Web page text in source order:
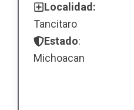
Localidad:
Tancitaro
Estado:
Michoacan